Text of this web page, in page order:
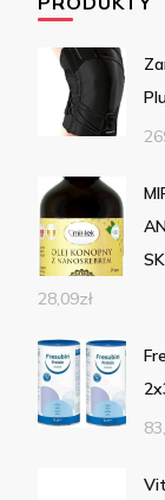
28,09zł